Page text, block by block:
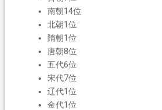
南朝14位
北朝1位
隋朝1位
唐朝8位
五代6位
宋代7位
辽代1位
金代1位